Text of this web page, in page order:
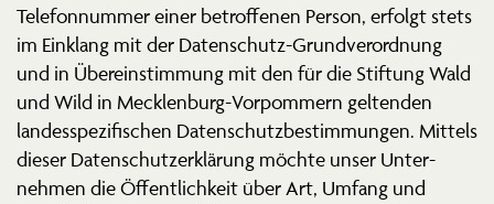
Telefon­nummer einer betrof­fenen Person, erfolgt stets
im Einklang mit der Daten­schutz-Grund­ver­ordnung
und in Überein­stimmung mit den für die Stiftung Wald
und Wild in Mecklenburg-Vorpommern geltenden
landes­spe­zi­fi­schen Daten­schutz­be­stim­mungen. Mittels
dieser Daten­schutz­er­klärung möchte unser Unter­
nehmen die Öffent­lichkeit über Art, Umfang und